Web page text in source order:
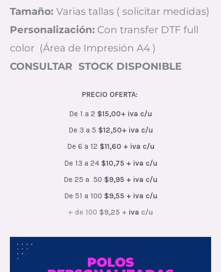
Tamaño: Varias tallas ( solicitar medidas)
Personalización: Con transfer DTF full
color (Área de Impresión A4 )
CONSULTAR STOCK DISPONIBLE
PRECIO OFERTA:
De 1 a 2 $15,00+ iva c/u
De 3 a 5 $12,50+ iva c/u
De 6 a 12 $11,60 + iva c/u
De 13 a 24 $10,75 + iva c/u
De 25 a 50 $9,95 + iva c/u
De 51 a 100 $9,55 + iva c/u
+ de 100 $9,25 + iva c/u